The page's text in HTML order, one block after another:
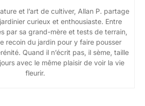
et l’art de cultiver, Allan P. partage
curieux et enthousiaste. Entre
par sa grand-mère et tests de terrain,
recoin du jardin pour y faire pousser
Quand il n’écrit pas, il sème, taille
avec le même plaisir de voir la vie
fleurir.